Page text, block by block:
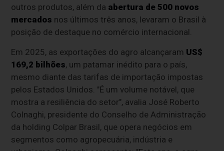
outros produtos, além da abertura de 500 novos
mercados nos últimos três anos, levaram o Brasil à
posição de destaque no comércio internacional.
Em 2025, as exportações do agro alcançaram US$
169,2 bilhões, um patamar inédito para o país,
mesmo diante das tarifas de importação impostas
pelos Estados Unidos. "É um volume notável, que
mostra a resiliência do setor", avalia José Roberto
Colnaghi, presidente do Conselho de Administração
da holding Colpar Brasil, que opera negócios em
segmentos como agropecuária, indústria e